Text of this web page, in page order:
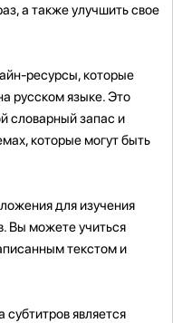
а также улучшить свое
ресурсы, которые
русском языке. Это
словарный запас и
которые могут быть
для изучения
Вы можете учиться
текстом и
является